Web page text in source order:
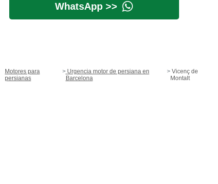
WhatsApp >>
Motores para
persianas
Urgencia motor de persiana en
Barcelona
Vicenç de
Montalt